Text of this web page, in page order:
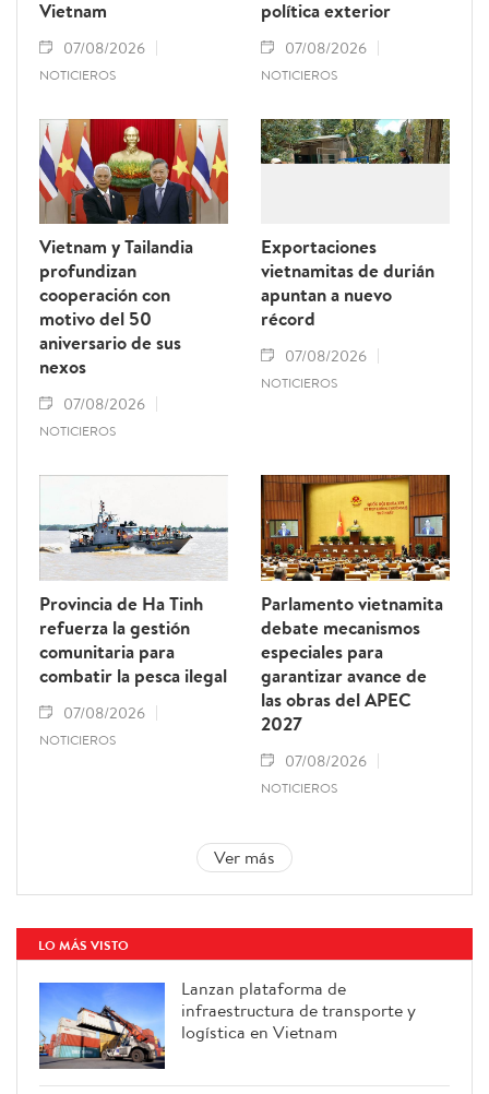
Vietnam
07/08/2026
NOTICIEROS
política exterior
07/08/2026
NOTICIEROS
Vietnam y Tailandia
profundizan
cooperación con
motivo del 50
aniversario de sus
nexos
07/08/2026
NOTICIEROS
Exportaciones
vietnamitas de durián
apuntan a nuevo
récord
07/08/2026
NOTICIEROS
Provincia de Ha Tinh
refuerza la gestión
comunitaria para
combatir la pesca ilegal
07/08/2026
NOTICIEROS
Parlamento vietnamita
debate mecanismos
especiales para
garantizar avance de
las obras del APEC
2027
07/08/2026
NOTICIEROS
Ver más
LO MÁS VISTO
Lanzan plataforma de
infraestructura de transporte y
logística en Vietnam